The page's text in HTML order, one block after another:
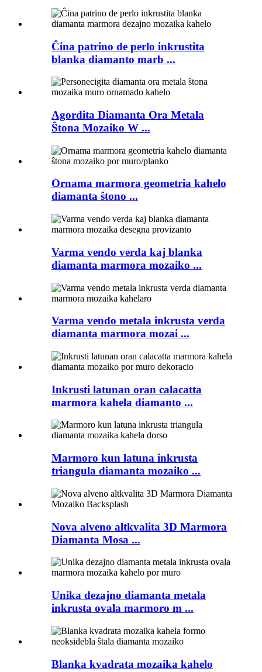
Ĉina patrino de perlo inkrustita
blanka diamanto marb ...
Agordita Diamanta Ora Metala
Ŝtona Mozaiko W ...
Ornama marmora geometria kahelo
diamanta ŝtono ...
Varma vendo verda kaj blanka
diamanta marmora mozaiko ...
Varma vendo metala inkrusta verda
diamanta marmora mozai ...
Inkrusti latunan oran calacatta
marmora kahela diamanto ...
Marmoro kun latuna inkrusta
triangula diamanta mozaiko ...
Nova alveno altkvalita 3D Marmora
Diamanta Mosa ...
Unika dezajno diamanta metala
inkrusta ovala marmoro m ...
Blanka kvadrata mozaika kahelo